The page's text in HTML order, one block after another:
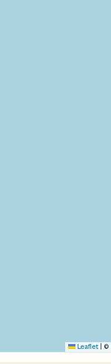
Leaflet ©